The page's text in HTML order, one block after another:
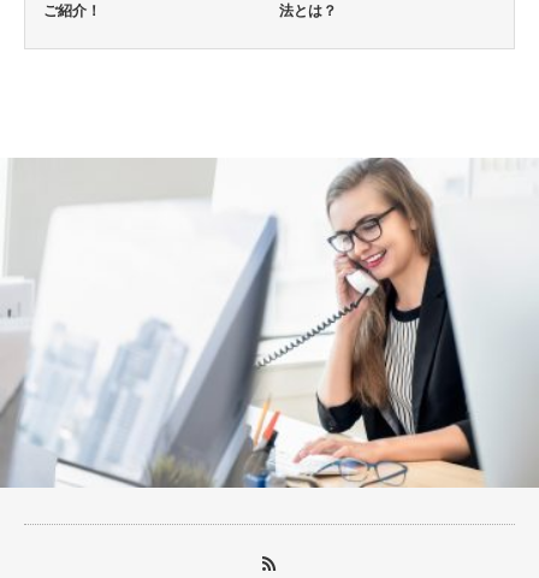
ご紹介！
法とは？